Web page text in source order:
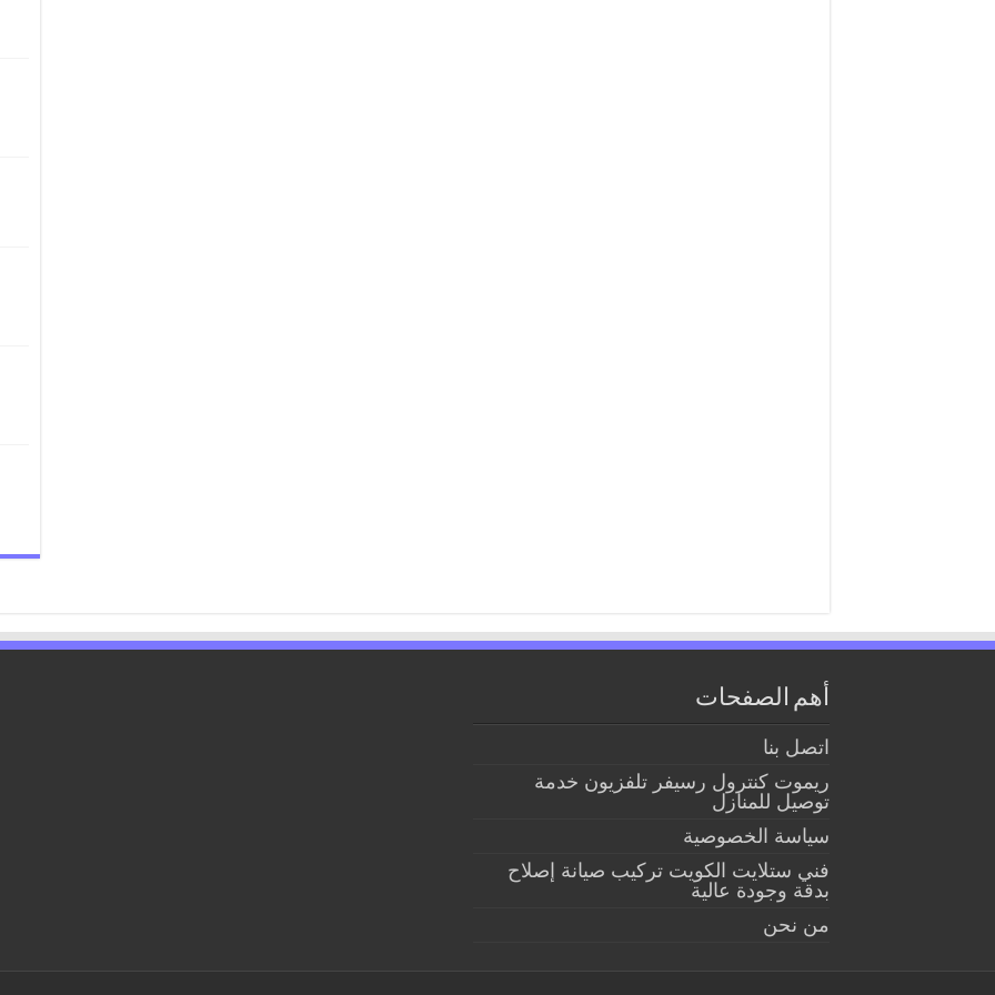
أهم الصفحات
اتصل بنا
ريموت كنترول رسيفر تلفزيون خدمة
توصيل للمنازل
سياسة الخصوصية
فني ستلايت الكويت تركيب صيانة إصلاح
بدقة وجودة عالية
من نحن